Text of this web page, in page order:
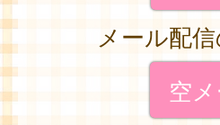
メール配
空